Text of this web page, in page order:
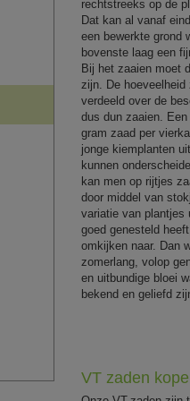
rechtstreeks op de
Dat kan al vanaf
een bewerkte grond
bovenste laag een
Bij het zaaien moet
zijn. De hoeveelheid
verdeeld over de
dus dun zaaien.
gram zaad per
jonge kiemplanten
kunnen
kan men op rijtjes
door middel van
variatie van plantjes
goed genesteld
omkijken naar. Dan
zomerlang, volop
en uitbundige bloei
bekend en geliefd
VT zaden